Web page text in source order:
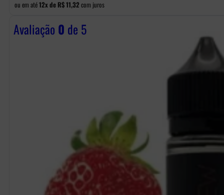
ou em até12x de R$11,32 com juros
Avaliação 0 de 5